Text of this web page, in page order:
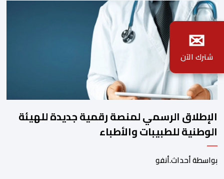
الإطلاق الرسمي لمنصة رقمية جديدة للهيئة
الوطنية للطبيبات والأطباء
بواسطة أحداث.أنفو
✉
شترك الآن